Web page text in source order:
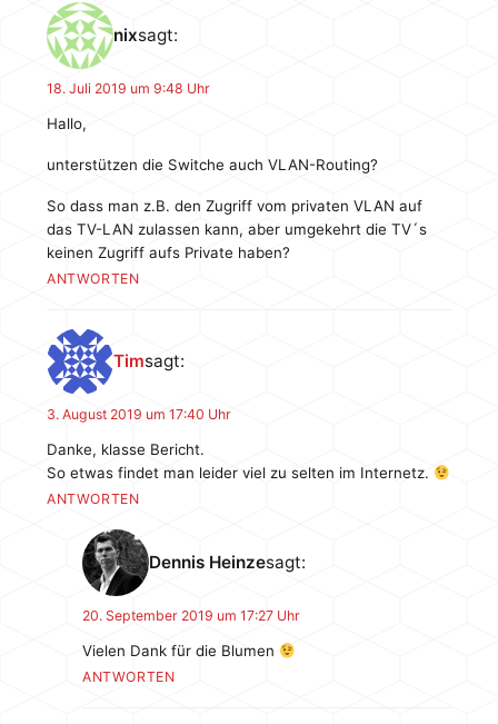
nixsagt:
18. Juli 2019 um 9:48 Uhr
Hallo,
unterstützen die Switche auch VLAN-Routing?
So dass man z.B. den Zugriff vom privaten VLAN auf
das TV-LAN zulassen kann, aber umgekehrt die TV´s
keinen Zugriff aufs Private haben?
ANTWORTEN
Timsagt:
3. August 2019 um 17:40 Uhr
Danke, klasse Bericht.
So etwas findet man leider viel zu selten im Internetz.
ANTWORTEN
Dennis Heinzesagt:
20. September 2019 um 17:27 Uhr
Vielen Dank für die Blumen
ANTWORTEN